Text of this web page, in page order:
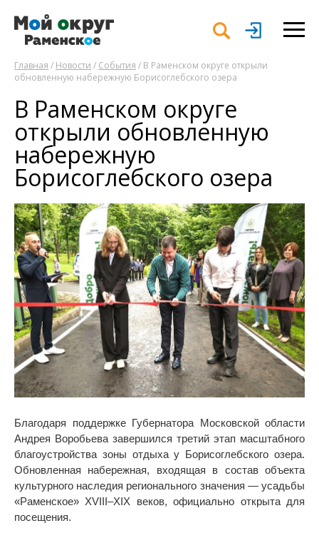
Главная / Новости / События / В Раменском округе открыли
обновленную набережную Борисоглебского озера
В Раменском округе
открыли обновленную
набережную
Борисоглебского озера
Благодаря поддержке Губернатора Московской области
Андрея Воробьева завершился третий этап масштабного
благоустройства зоны отдыха у Борисоглебского озера.
Обновленная набережная, входящая в состав объекта
культурного наследия регионального значения — усадьбы
«Раменское» XVIII–XIX веков, официально открыта для
посещения.